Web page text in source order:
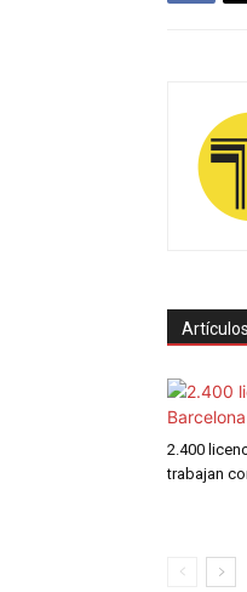
2.400
trabajan